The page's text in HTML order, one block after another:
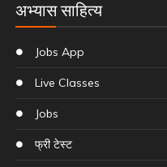
अभ्यास साहित्य
Jobs App
Live Classes
Jobs
फ्री टेस्ट